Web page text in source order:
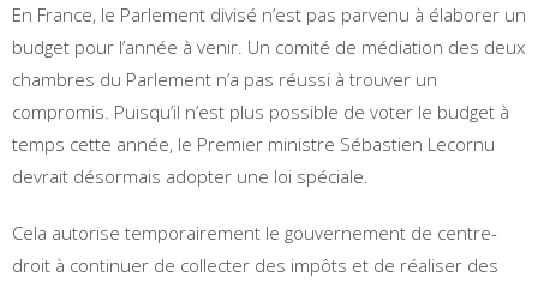
En France, le Parlement divisé n’est pas parvenu à élaborer un
budget pour l’année à venir. Un comité de médiation des deux
chambres du Parlement n’a pas réussi à trouver un
compromis. Puisqu’il n’est plus possible de voter le budget à
temps cette année, le Premier ministre Sébastien Lecornu
devrait désormais adopter une loi spéciale.
Cela autorise temporairement le gouvernement de centre-
droit à continuer de collecter des impôts et de réaliser des